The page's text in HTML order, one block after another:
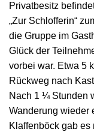
Privatbesitz
„Zur Schlofferin“
die Gruppe im
Glück der
vorbei war. Etwa 5
Rückweg nach
Nach 1 ¼ Stunden
Wanderung wieder
Klaffenböck gab